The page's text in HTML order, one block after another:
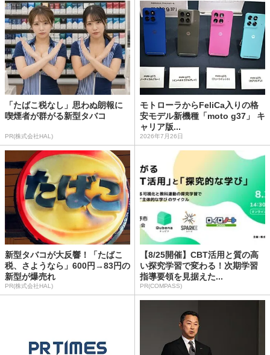
「たばこ税なし」思わぬ朗報に
喫煙者が群がる新型タバコ
PR(株式会社HAL)
モトローラからFeliCa入りの格
安モデル新機種「moto g37」 キ
ャリア版...
2026年7月26日
新型タバコが大反響！「たばこ
税、さようなら」600円→83円の
新型が爆売れ
PR(株式会社HAL)
【8/25開催】CBT活用と質の高
い探究学習で変わる！次期学習
指導要領を見据えた...
PR(COMPASS)